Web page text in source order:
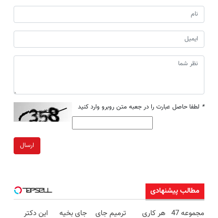
* لطفا حاصل عبارت را در جعبه متن روبرو وارد کنید
ارسال
مطالب پیشنهادی
مجموعه 47 هر کاری
ترمیم جای
جای بخیه
این دکتر